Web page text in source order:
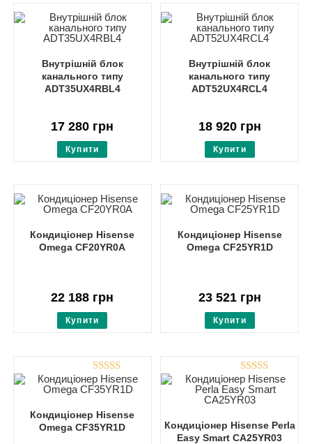
Внутрішній блок
канального типу
ADT35UX4RBL4
17 280 грн
Купити
Внутрішній блок
канального типу
ADT52UX4RCL4
18 920грн
Купити
Кондиціонер Hisense
Omega CF20YR0A
22 188 грн
Купити
Кондиціонер Hisense
Omega CF25YR1D
23 521грн
Купити
Rated5.00
Кондиціонер Hisense
Omega CF35YR1D
Rated4.86
out of 5
Кондиціонер Hisense Perla
Easy Smart CA25YR03